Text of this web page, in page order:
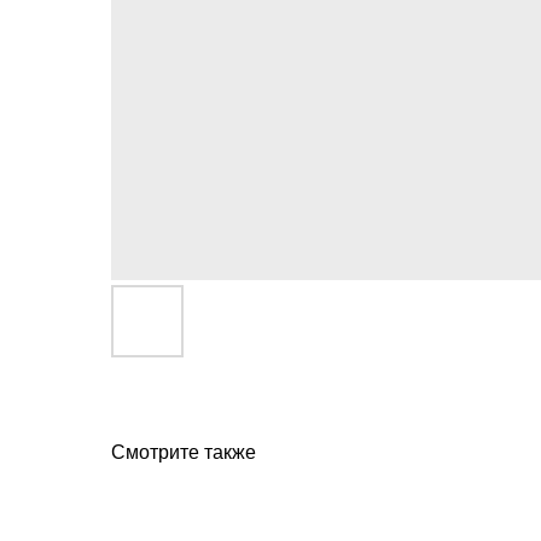
Смотрите также